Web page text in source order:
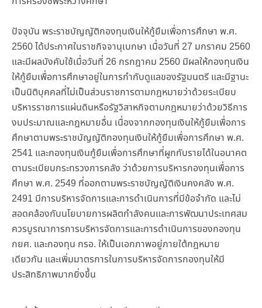
ปัจจุบัน พระราชบัญญัติกองทุนเงินให้กู้ยืมเพื่อการศึกษา พ.ศ.
2560 ได้ประกาศในราชกิจจานุเบกษา เมื่อวันที่ 27 มกราคม 2560
และมีผลบังคับใช้เมื่อวันที่ 26 กรกฎาคม 2560 มีผลให้กองทุนเงิน
ให้กู้ยืมเพื่อการศึกษาอยู่ในการกำกับดูแลของรัฐมนตรี และมีฐานะ
เป็นนิติบุคคลที่ไม่เป็นส่วนราชการตามกฎหมายว่าด้วยระเบียบ
บริหารราชการแผ่นดินหรือรัฐวิสาหกิจตามกฎหมายว่าด้วยวิธีการ
งบประมาณและกฎหมายอื่น เนื่องจากกองทุนเงินให้กู้ยืมเพื่อการ
ศึกษาตามพระราชบัญญัติกองทุนเงินให้กู้ยืมเพื่อการศึกษา พ.ศ.
2541 และกองทุนเงินกู้ยืมเพื่อการศึกษาที่ผูกกับรายได้ในอนาคต
ตามระเบียบกระทรวงการคลัง ว่าด้วยการบริหารกองทุนเพื่อการ
ศึกษา พ.ศ. 2549 ที่ออกตามพระราชบัญญัติเงินคงคลัง พ.ศ.
2491 มีการบริหารจัดการและการดำเนินการที่มีข้อจำกัด และไม่
สอดคล้องกับนโยบายการผลิตกำลังคนและการพัฒนาประเทศสม
ควรบูรณาการการบริหารจัดการและการดำเนินการของกองทุน
กยศ. และกองทุน กรอ. ให้เป็นเอกภาพอยู่ภายใต้กฎหมาย
เดียวกัน และเพิ่มมาตรการในการบริหารจัดการกองทุนให้มี
ประสิทธิภาพมากยิ่งขึ้น